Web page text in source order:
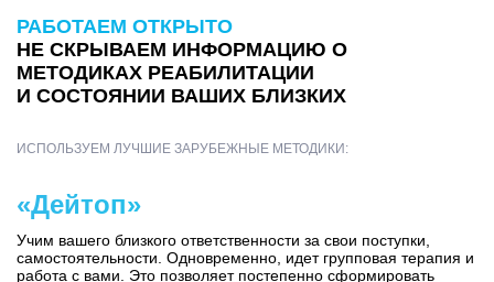
РАБОТАЕМ ОТКРЫТО
НЕ СКРЫВАЕМ ИНФОРМАЦИЮ О
МЕТОДИКАХ РЕАБИЛИТАЦИИ
И СОСТОЯНИИ ВАШИХ БЛИЗКИХ
ИСПОЛЬЗУЕМ ЛУЧШИЕ ЗАРУБЕЖНЫЕ МЕТОДИКИ:
«Дейтоп»
Учим вашего близкого ответственности за свои поступки,
самостоятельности. Одновременно, идет групповая терапия и
работа с вами. Это позволяет постепенно сформировать